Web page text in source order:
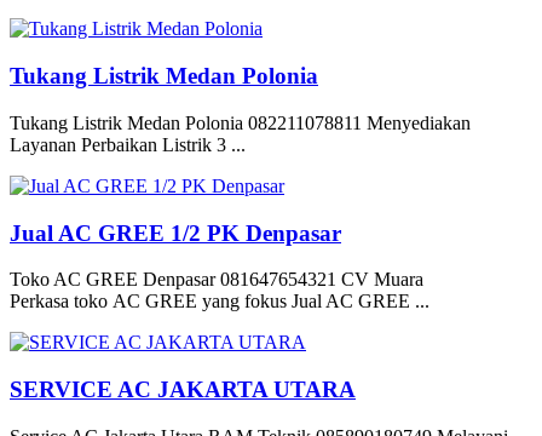
Tukang Listrik Medan Polonia
Tukang Listrik Medan Polonia 082211078811 Menyediakan
Layanan Perbaikan Listrik 3 ...
Jual AC GREE 1/2 PK Denpasar
Toko AC GREE Denpasar 081647654321 CV Muara
Perkasa toko AC GREE yang fokus Jual AC GREE ...
SERVICE AC JAKARTA UTARA